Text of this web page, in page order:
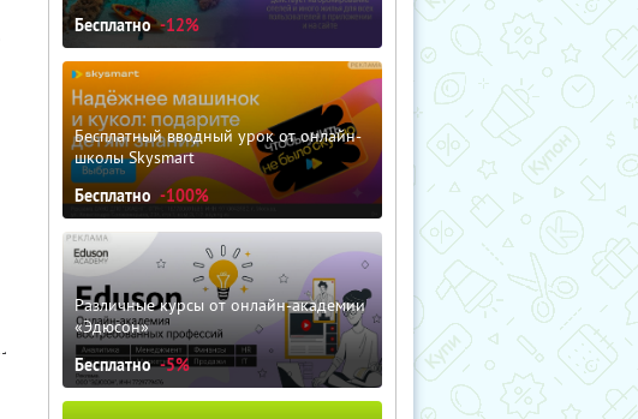
Бесплатно -12%
Бесплатный вводный урок от онлайн-
школы Skysmart
Бесплатно -100%
Различные курсы от онлайн-академии
«Эдюсон»
Бесплатно -5%